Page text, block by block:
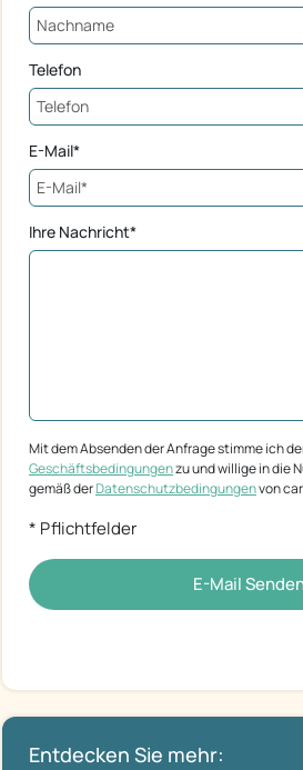
Telefon
E-Mail*
Ihre Nachricht*
Mit dem Absenden der Anfrage stimme ich
Geschäftsbedingungenzu und willige in die
gemäß derDatenschutzbedingungenvon
* Pflichtfelder
E-Mail
Entdecken Sie mehr: